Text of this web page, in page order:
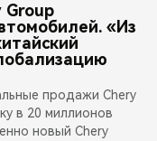
Group
«Из
продажи Chery
в 20 миллионов
новый Chery